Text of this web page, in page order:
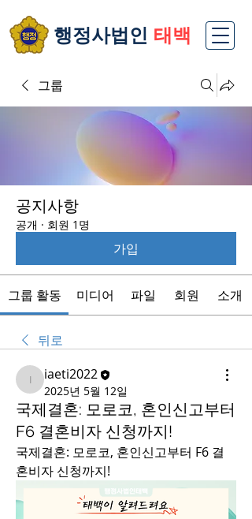
​행정사법인 태백
그룹
공지사항
공개 · 회원 1명
가입
그룹 활동 미디어 파일 회원 소개
뒤로
iaeti2022
iaeti2022
2025년 5월 12일
국제결혼: 모로코, 혼인신고부터
F6 결혼비자 신청까지!
국제결혼: 모로코, 혼인신고부터 F6 결
혼비자 신청까지!